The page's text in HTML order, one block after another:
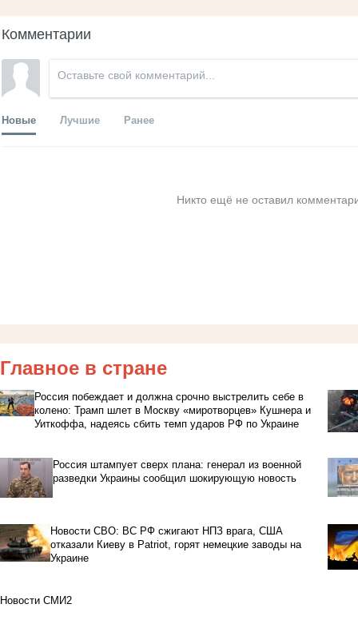
Комментарии
Новые Лучшие Ранее
Никто ещё не оставил
Главное в стране
Россия побеждает и должна срочно выстрелить себе в
колено: Трамп шлет в Москву «миротворцев» Кушнера и
Уиткоффа, надеясь сбить темп ударов РФ по Украине
Россия штампует сверх плана: генерал из военной
разведки Украины сообщил шокирующую новость
Новости СВО: ВС РФ сжигают НПЗ врага, США
отказали Киеву в Patriot, горят немецкие заводы на
Украине
Новости СМИ2